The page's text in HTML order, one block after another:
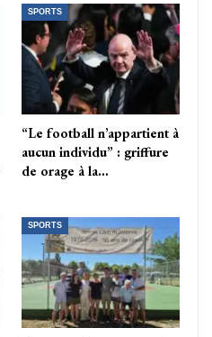
SPORTS
“Le football n’appartient à
aucun individu” : griffure
de orage à la…
SPORTS